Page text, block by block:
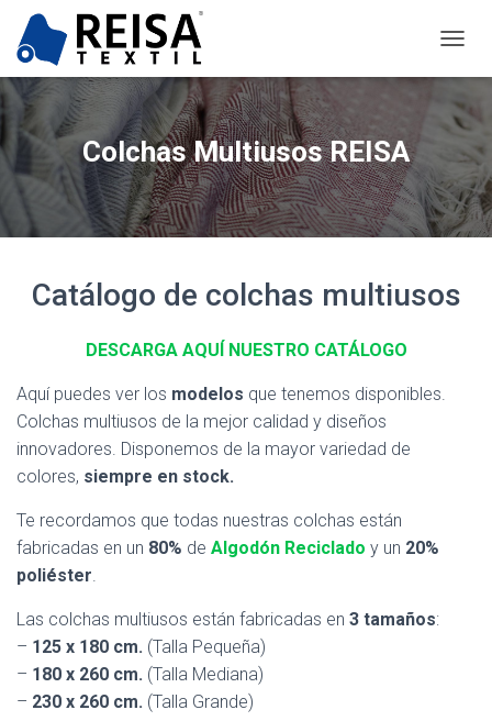
Colchas Multiusos REISA
Catálogo de colchas multiusos
DESCARGA AQUÍ NUESTRO CATÁLOGO
Aquí puedes ver los modelos que tenemos disponibles.
Colchas multiusos de la mejor calidad y diseños
innovadores. Disponemos de la mayor variedad de
colores, siempre en stock.
Te recordamos que todas nuestras colchas están
fabricadas en un 80% de Algodón Reciclado y un 20%
poliéster.
Las colchas multiusos están fabricadas en 3 tamaños:
– 125 x 180 cm. (Talla Pequeña)
– 180 x 260 cm. (Talla Mediana)
– 230 x 260 cm. (Talla Grande)